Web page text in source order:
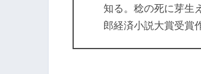
知る。稔の死に芽生
郎経済小説大賞受賞